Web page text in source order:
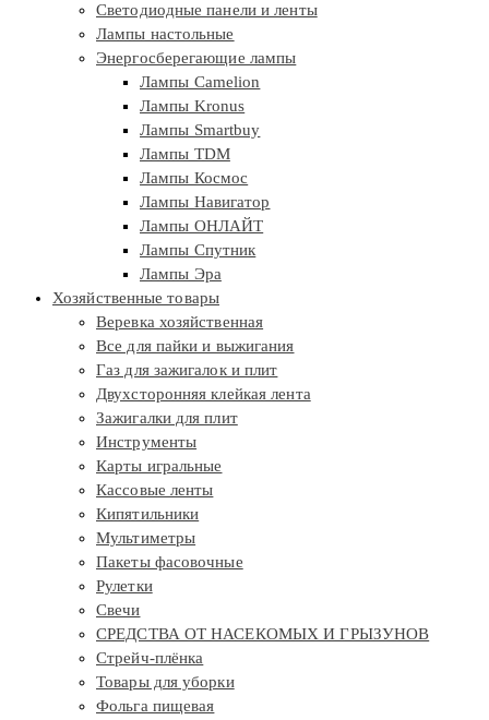
Светодиодные панели и ленты
Лампы настольные
Энергосберегающие лампы
Лампы Camelion
Лампы Kronus
Лампы Smartbuy
Лампы TDM
Лампы Космос
Лампы Навигатор
Лампы ОНЛАЙТ
Лампы Спутник
Лампы Эра
Хозяйственные товары
Веревка хозяйственная
Все для пайки и выжигания
Газ для зажигалок и плит
Двухсторонняя клейкая лента
Зажигалки для плит
Инструменты
Карты игральные
Кассовые ленты
Кипятильники
Мультиметры
Пакеты фасовочные
Рулетки
Свечи
СРЕДСТВА ОТ НАСЕКОМЫХ И ГРЫЗУНОВ
Стрейч-плёнка
Товары для уборки
Фольга пищевая